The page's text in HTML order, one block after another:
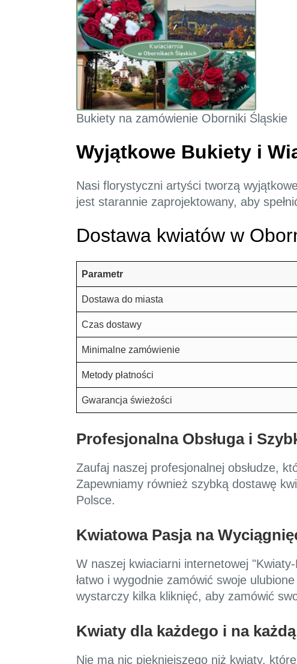
Bukiety na zamówienie Oborniki Śląskie
Wyjątkowe Bukiety i
Nasi florystyczni artyści tworzą
jest starannie zaprojektowany, aby
Dostawa kwiatów w
Parametr
Dostawa do miasta
Czas dostawy
Minimalne zamówienie
Metody płatności
Gwarancja świeżości
Profesjonalna Obsługa i
Zaufaj naszej profesjonalnej obsłudze,
Zapewniamy również szybką dostawę
Polsce.
Kwiatowa Pasja na
W naszej kwiaciarni internetowej
łatwo i wygodnie zamówić swoje
wystarczy kilka kliknięć, aby zamówić
Kwiaty dla każdego i na
Nie ma nic piękniejszego niż kwiaty,